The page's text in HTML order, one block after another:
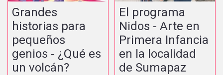
Grandes
historias para
pequeños
genios - ¿Qué es
un volcán?
El programa
Nidos - Arte en
Primera Infancia
en la localidad
de Sumapaz